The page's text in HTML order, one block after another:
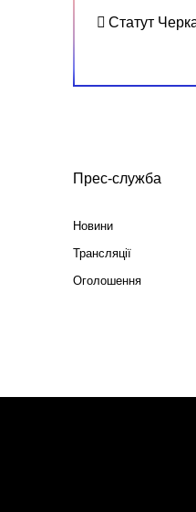
Статут
Прес-служба
Новини
Трансляції
Оголошення